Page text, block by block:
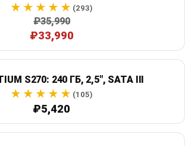
(293)
₽35,990
₽33,990
S270: 240 ГБ, 2,5", SATA III
(105)
₽5,420